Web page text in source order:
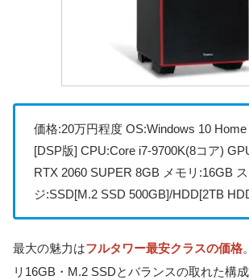
価格:20万円程度 OS:Windows 10 Home
[DSP版] CPU:Core i7-9700K(8コア)
RTX 2060 SUPER 8GB メモリ:16GB
ジ:SSD[M.2 SSD 500GB]/HDD[2TB
最大の魅力はフルタワー最安クラスの価格
リ16GB・M.2 SSDとバランスの取れた構